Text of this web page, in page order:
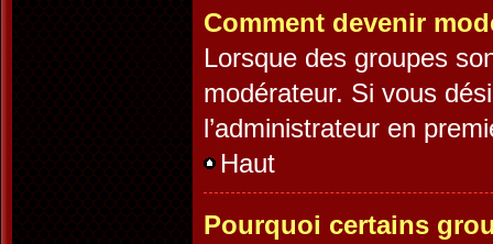
Comment devenir
Lorsque des groupes
modérateur. Si vous
l’administrateur en
Haut
Pourquoi certains